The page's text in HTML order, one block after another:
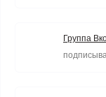
Группа